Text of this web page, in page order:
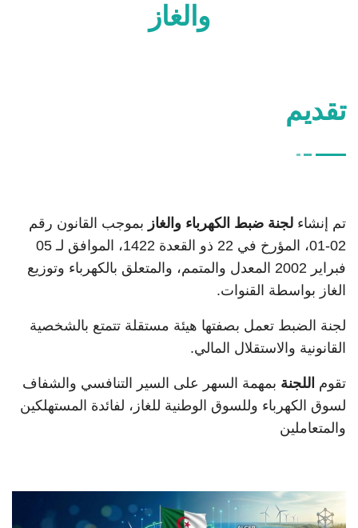
والغاز
تقديم
تم إنشاء لجنة ضبط الكهرباء والغاز بموجب القانون رقم
02-01، المؤرخ في 22 ذو القعدة 1422، الموافق لـ 05
فبراير 2002 المعدل والمتمم، والمتعلق بالكهرباء وتوزيع
الغاز بواسطة القنوات.
لجنة الضبط تعمل بصفتها هيئة مستقلة تتمتع بالشخصية
القانونية والاستقلال المالي.
تقوم اللجنة بمهمة السهر على السير التنافسي والشفاف
لسوق الكهرباء وللسوق الوطنية للغاز، لفائدة المستهلكين
والمتعاملين